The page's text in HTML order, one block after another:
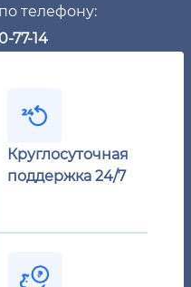
телефону:
77-14
Круглосуточная
поддержка 24/7